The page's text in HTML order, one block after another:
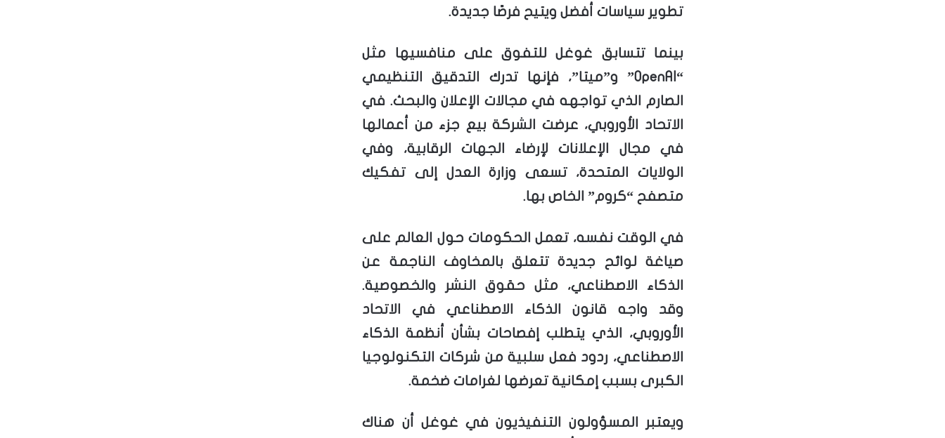
تطوير سياسات أفضل ويتيح فرصًا جديدة.
بينما تتسابق غوغل للتفوق على منافسيها مثل
“OpenAI” و”ميتا”، فإنها تدرك التدقيق التنظيمي
الصارم الذي تواجهه في مجالات الإعلان والبحث. في
الاتحاد الأوروبي، عرضت الشركة بيع جزء من أعمالها
في مجال الإعلانات لإرضاء الجهات الرقابية، وفي
الولايات المتحدة، تسعى وزارة العدل إلى تفكيك
متصفح “كروم” الخاص بها.
في الوقت نفسه، تعمل الحكومات حول العالم على
صياغة لوائح جديدة تتعلق بالمخاوف الناجمة عن
الذكاء الاصطناعي، مثل حقوق النشر والخصوصية.
وقد واجه قانون الذكاء الاصطناعي في الاتحاد
الأوروبي، الذي يتطلب إفصاحات بشأن أنظمة الذكاء
الاصطناعي، ردود فعل سلبية من شركات التكنولوجيا
الكبرى بسبب إمكانية تعرضها لغرامات ضخمة.
ويعتبر المسؤولون التنفيذيون في غوغل أن هناك